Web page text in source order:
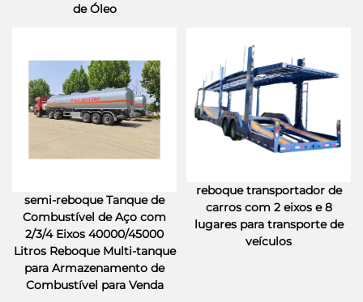
de Óleo
semi-reboque Tanque de
Combustível de Aço com
2/3/4 Eixos 40000/45000
Litros Reboque Multi-tanque
para Armazenamento de
Combustível para Venda
reboque transportador de
carros com 2 eixos e 8
lugares para transporte de
veículos